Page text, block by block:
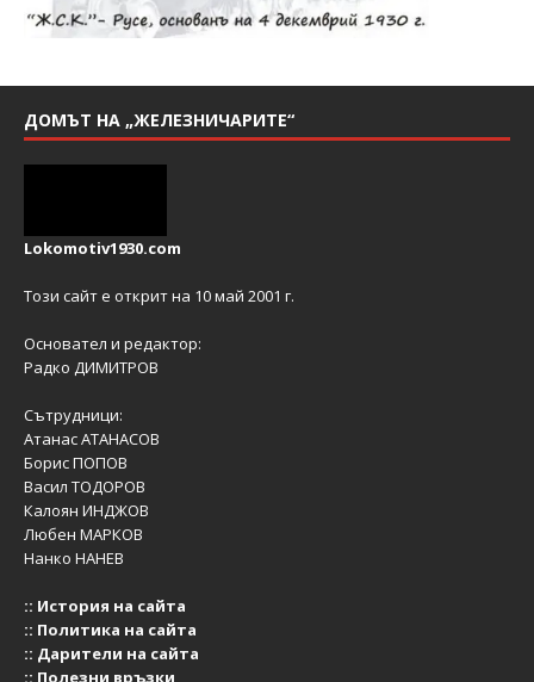
ДОМЪТ НА „ЖЕЛЕЗНИЧАРИТЕ“
Lokomotiv1930.com
Този сайт е открит на 10 май 2001 г.
Основател и редактор:
Радко ДИМИТРОВ
Сътрудници:
Атанас АТАНАСОВ
Борис ПОПОВ
Васил ТОДОРОВ
Калоян ИНДЖОВ
Любен МАРКОВ
Нанко НАНЕВ
:: История на сайта
:: Политика на сайта
:: Дарители на сайта
:: Полезни връзки